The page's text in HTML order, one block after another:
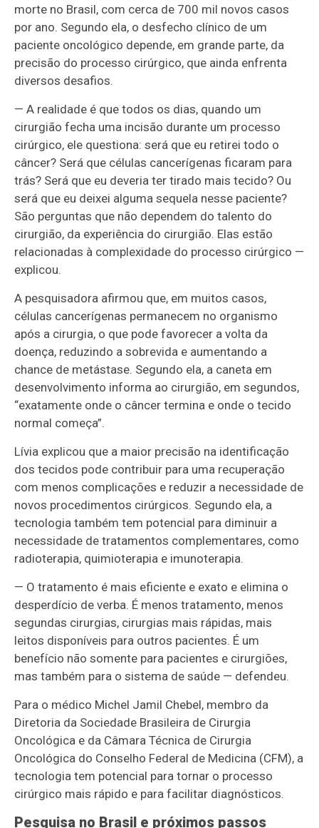
morte no Brasil, com cerca de 700 mil novos casos
por ano. Segundo ela, o desfecho clínico de um
paciente oncológico depende, em grande parte, da
precisão do processo cirúrgico, que ainda enfrenta
diversos desafios.
— A realidade é que todos os dias, quando um
cirurgião fecha uma incisão durante um processo
cirúrgico, ele questiona: será que eu retirei todo o
câncer? Será que células cancerígenas ficaram para
trás? Será que eu deveria ter tirado mais tecido? Ou
será que eu deixei alguma sequela nesse paciente?
São perguntas que não dependem do talento do
cirurgião, da experiência do cirurgião. Elas estão
relacionadas à complexidade do processo cirúrgico —
explicou.
A pesquisadora afirmou que, em muitos casos,
células cancerígenas permanecem no organismo
após a cirurgia, o que pode favorecer a volta da
doença, reduzindo a sobrevida e aumentando a
chance de metástase. Segundo ela, a caneta em
desenvolvimento informa ao cirurgião, em segundos,
“exatamente onde o câncer termina e onde o tecido
normal começa”.
Lívia explicou que a maior precisão na identificação
dos tecidos pode contribuir para uma recuperação
com menos complicações e reduzir a necessidade de
novos procedimentos cirúrgicos. Segundo ela, a
tecnologia também tem potencial para diminuir a
necessidade de tratamentos complementares, como
radioterapia, quimioterapia e imunoterapia.
— O tratamento é mais eficiente e exato e elimina o
desperdício de verba. É menos tratamento, menos
segundas cirurgias, cirurgias mais rápidas, mais
leitos disponíveis para outros pacientes. É um
benefício não somente para pacientes e cirurgiões,
mas também para o sistema de saúde — defendeu.
Para o médico Michel Jamil Chebel, membro da
Diretoria da Sociedade Brasileira de Cirurgia
Oncológica e da Câmara Técnica de Cirurgia
Oncológica do Conselho Federal de Medicina (CFM), a
tecnologia tem potencial para tornar o processo
cirúrgico mais rápido e para facilitar diagnósticos.
Pesquisa no Brasil e próximos passos